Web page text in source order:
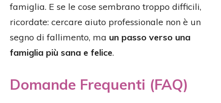
famiglia. E se le cose sembrano troppo difficili,
ricordate: cercare aiuto professionale non è un
segno di fallimento, ma un passo verso una
famiglia più sana e felice.
Domande Frequenti (FAQ)